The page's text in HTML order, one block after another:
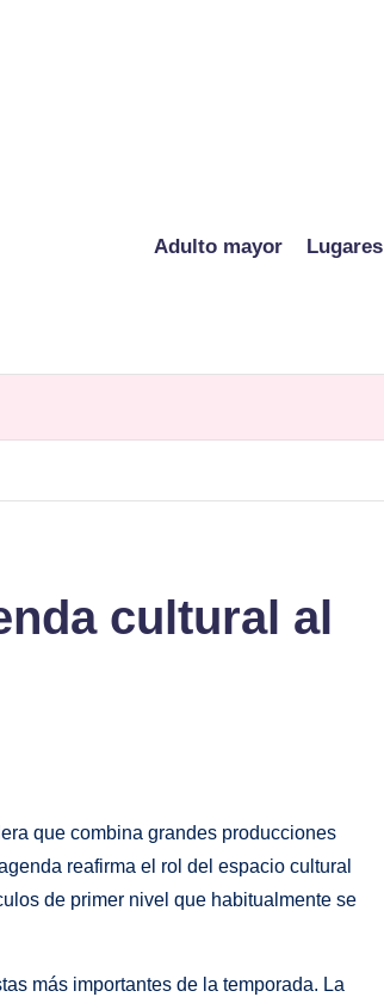
Adulto mayor Lugares
cultural al
que combina grandes producciones
reafirma el rol del espacio cultural
de primer nivel que habitualmente se
más importantes de la temporada. La